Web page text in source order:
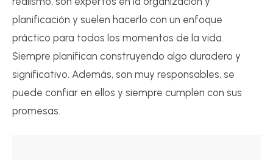
planificación y suelen hacerlo con un enfoque
práctico para todos los momentos de la vida.
Siempre planifican construyendo algo duradero y
significativo. Además, son muy responsables, se
puede confiar en ellos y siempre cumplen con sus
promesas.